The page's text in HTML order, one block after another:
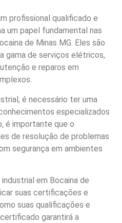
profissional qualificado e
um papel fundamental nas
de Minas MG. Eles são
gama de serviços elétricos,
e reparos em
é necessário ter uma
especializados
é importante que o
de resolução de problemas
segurança em ambientes
em Bocaina de
suas certificações e
suas qualificações e
garantirá a